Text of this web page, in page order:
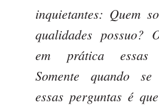
inquietantes: Quem
qualidades possuo?
em prática essas
Somente quando
essas perguntas é